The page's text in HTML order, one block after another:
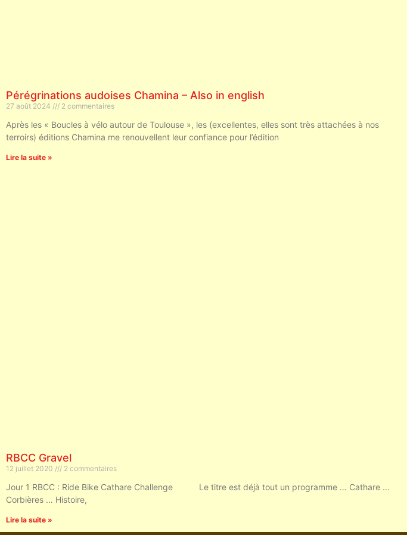
Pérégrinations audoises Chamina – Also in english
27 août 2024 2 commentaires
Après les « Boucles à vélo autour de Toulouse », les (excellentes, elles sont très attachées à nos
terroirs) éditions Chamina me renouvellent leur confiance pour l’édition
Lire la suite »
RBCC Gravel
12 juillet 2020 2 commentaires
Jour 1 RBCC : Ride Bike Cathare Challenge Le titre est déjà tout un programme … Cathare …
Corbières … Histoire,
Lire la suite »